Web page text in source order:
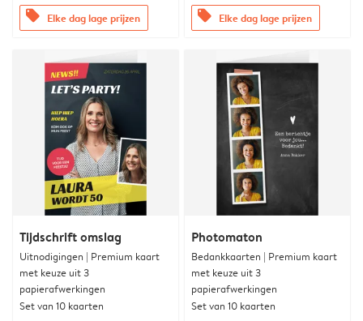
offers Elke dag lage prijzen offers Elke dag lage prijzen
Tijdschrift omslag
Uitnodigingen | Premium kaart
met keuze uit 3
papierafwerkingen
Set van 10 kaarten
Photomaton
Bedankkaarten | Premium kaart
met keuze uit 3
papierafwerkingen
Set van 10 kaarten